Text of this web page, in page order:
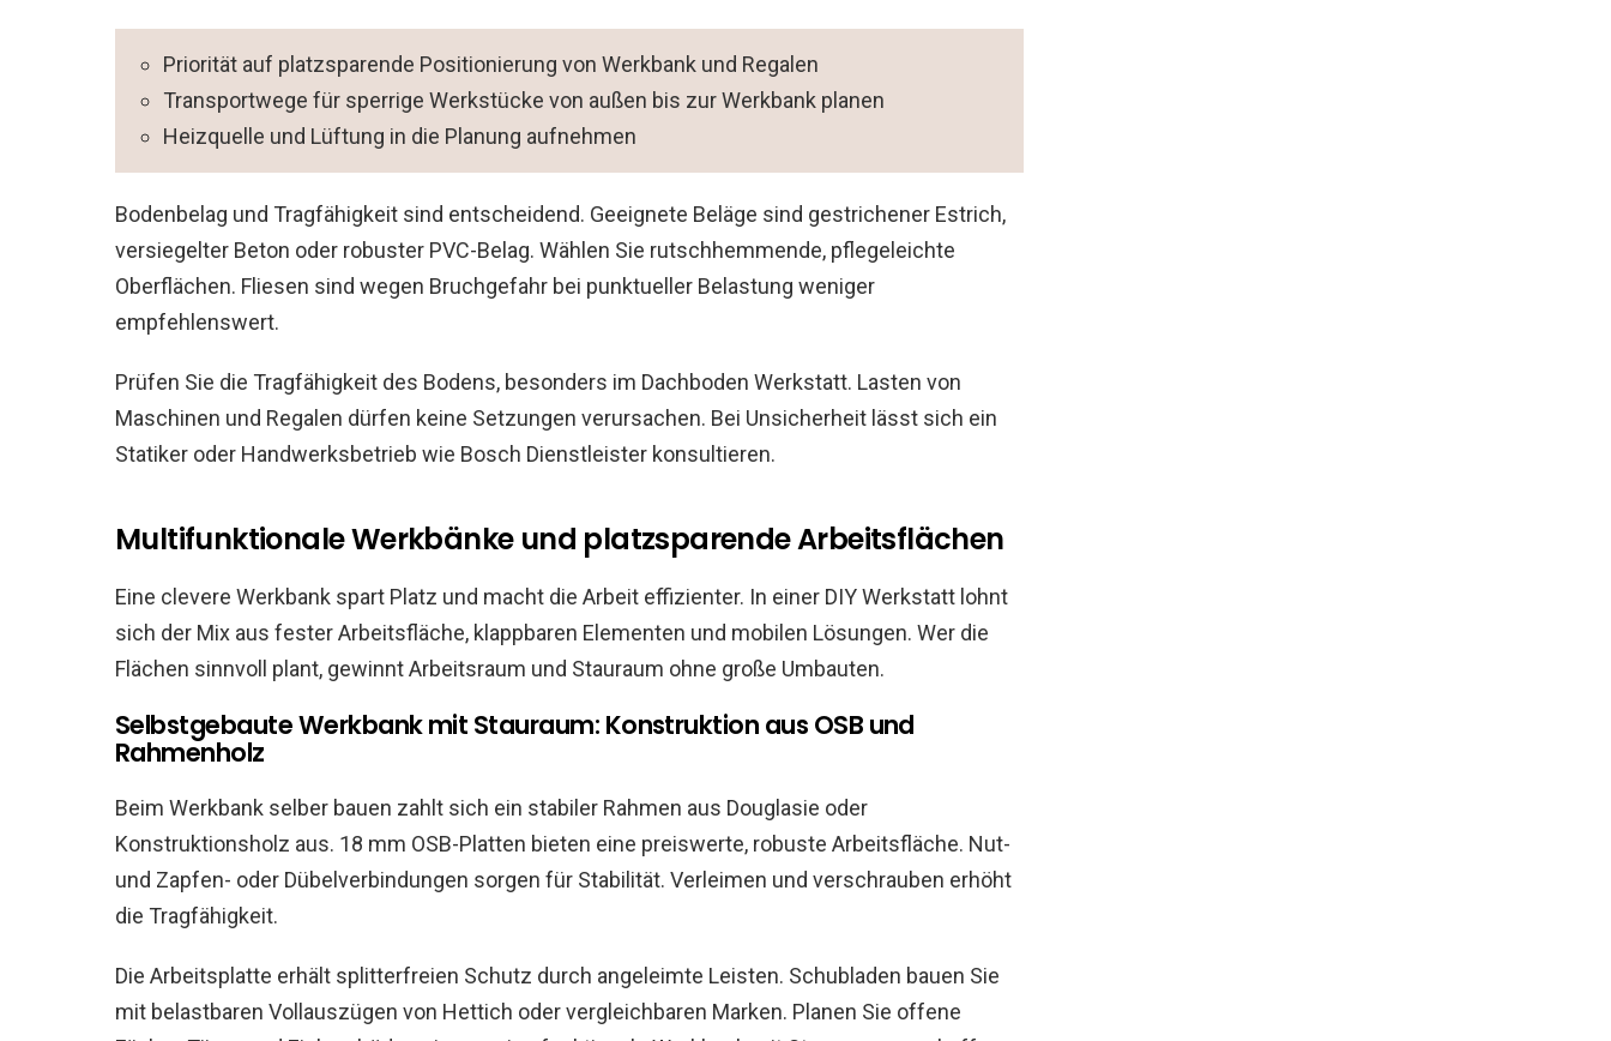
Priorität auf platzsparende Positionierung von Werkbank und Regalen
Transportwege für sperrige Werkstücke von außen bis zur Werkbank planen
Heizquelle und Lüftung in die Planung aufnehmen
Bodenbelag und Tragfähigkeit sind entscheidend. Geeignete Beläge sind gestrichener Estrich,
versiegelter Beton oder robuster PVC-Belag. Wählen Sie rutschhemmende, pflegeleichte
Oberflächen. Fliesen sind wegen Bruchgefahr bei punktueller Belastung weniger
empfehlenswert.
Prüfen Sie die Tragfähigkeit des Bodens, besonders im Dachboden Werkstatt. Lasten von
Maschinen und Regalen dürfen keine Setzungen verursachen. Bei Unsicherheit lässt sich ein
Statiker oder Handwerksbetrieb wie Bosch Dienstleister konsultieren.
Multifunktionale Werkbänke und platzsparende Arbeitsflächen
Eine clevere Werkbank spart Platz und macht die Arbeit effizienter. In einer DIY Werkstatt lohnt
sich der Mix aus fester Arbeitsfläche, klappbaren Elementen und mobilen Lösungen. Wer die
Flächen sinnvoll plant, gewinnt Arbeitsraum und Stauraum ohne große Umbauten.
Selbstgebaute Werkbank mit Stauraum: Konstruktion aus OSB und
Rahmenholz
Beim Werkbank selber bauen zahlt sich ein stabiler Rahmen aus Douglasie oder
Konstruktionsholz aus. 18 mm OSB-Platten bieten eine preiswerte, robuste Arbeitsfläche. Nut-
und Zapfen- oder Dübelverbindungen sorgen für Stabilität. Verleimen und verschrauben erhöht
die Tragfähigkeit.
Die Arbeitsplatte erhält splitterfreien Schutz durch angeleimte Leisten. Schubladen bauen Sie
mit belastbaren Vollauszügen von Hettich oder vergleichbaren Marken. Planen Sie offene